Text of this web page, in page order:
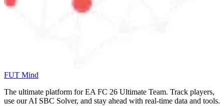
FUT Mind
The ultimate platform for EA FC 26 Ultimate Team. Track players,
use our AI SBC Solver, and stay ahead with real-time data and tools.